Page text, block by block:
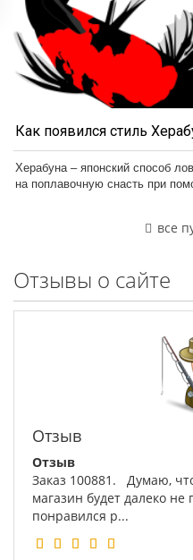
Как появился стиль
Херабуна – японский способ
на поплавочную снасть при
все
Отзывы о сайте
Отзыв
Отзыв
Заказ 100881. Думаю,
магазин будет далеко
понравился р...